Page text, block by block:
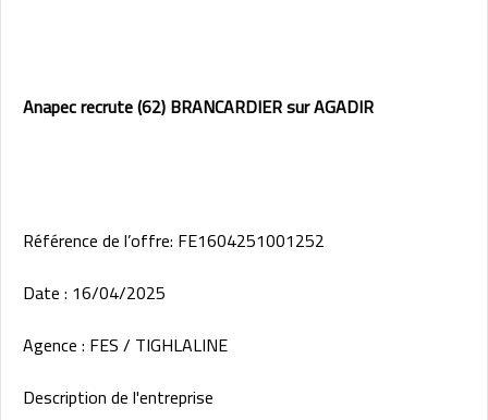
Anapec recrute (62) BRANCARDIER sur AGADIR
Référence de l’offre: FE1604251001252
Date : 16/04/2025
Agence : FES / TIGHLALINE
Description de l'entreprise